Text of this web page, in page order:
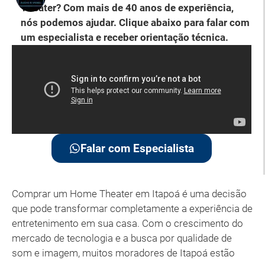
Theater? Com mais de 40 anos de experiência,
nós podemos ajudar. Clique abaixo para falar com
um especialista e receber orientação técnica.
Falar com Especialista
Comprar um Home Theater em Itapoá é uma decisão
que pode transformar completamente a experiência de
entretenimento em sua casa. Com o crescimento do
mercado de tecnologia e a busca por qualidade de
som e imagem, muitos moradores de Itapoá estão